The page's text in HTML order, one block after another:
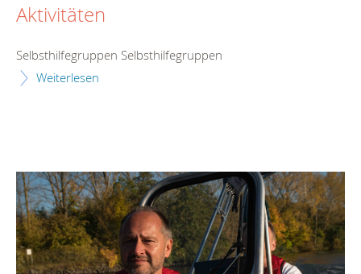
Aktivitäten
Selbsthilfegruppen Selbsthilfegruppen
Weiterlesen